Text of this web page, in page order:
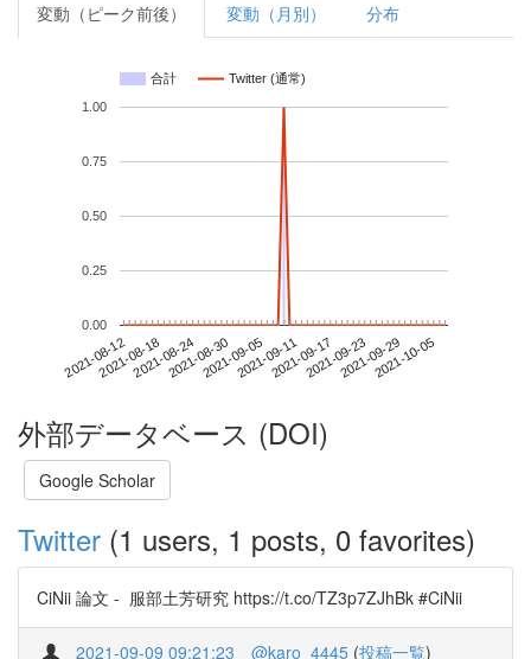
変動（ピーク前後） 変動（月別） 分布
合計 Twitter (通常)
2021-08-122021-08-182021-08-242021-08-302021-09-052021-09-112021-09-172021-09-232021-09-292021-10-05
0.00
0.25
0.50
0.75
1.00
外部データベース (DOI)
Google Scholar
Twitter (1 users, 1 posts, 0 favorites)
CiNii 論文 - 服部土芳研究 https://t.co/TZ3p7ZJhBk #CiNii
2021-09-09 09:21:23 @karo_4445 (投稿一覧)